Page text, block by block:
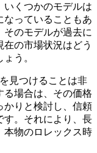
いくつかのモデルは
なっていることもあ
そのモデルが過去に
の市場状況はどう
う。
見つけることは非
る場合は、その価格
かりと検討し、信頼
す。それにより、長
本物のロレックス時